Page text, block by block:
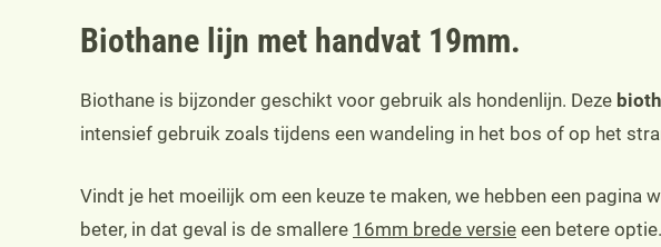
Biothane lijn met handvat 19mm.
Biothane is bijzonder geschikt voor gebruik als hondenlijn. Deze
intensief gebruik zoals tijdens een wandeling in het bos of op het
Vindt je het moeilijk om een keuze te maken, we hebben een pagina
beter, in dat geval is de smallere 16mm brede versie een betere optie.